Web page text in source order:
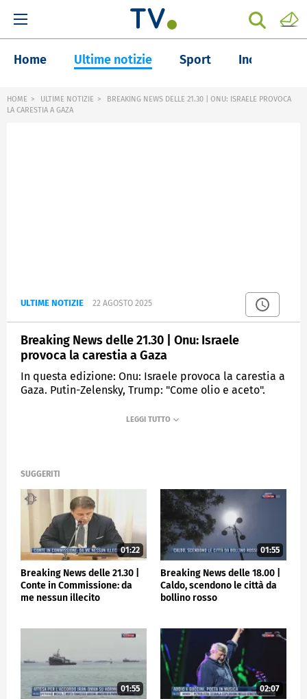
Home Ultime notizie Sport Inchieste
HOME ULTIME NOTIZIE
BREAKING NEWS DELLE 21.30 | ONU: ISRAELE PROVOCA
LA CARESTIA A GAZA
ULTIME NOTIZIE 22 AGOSTO 2025
Breaking News delle 21.30 | Onu: Israele
provoca la carestia a Gaza
In questa edizione: Onu: Israele provoca la carestia a
Gaza. Putin-Zelensky, Trump: "Come olio e aceto".
SUGGERITI
01:22
Breaking News delle 21.30 |
Conte in Commissione: da
me nessun illecito
01:55
Breaking News delle 18.00 |
Caldo, scendono le città da
bollino rosso
01:55 02:07